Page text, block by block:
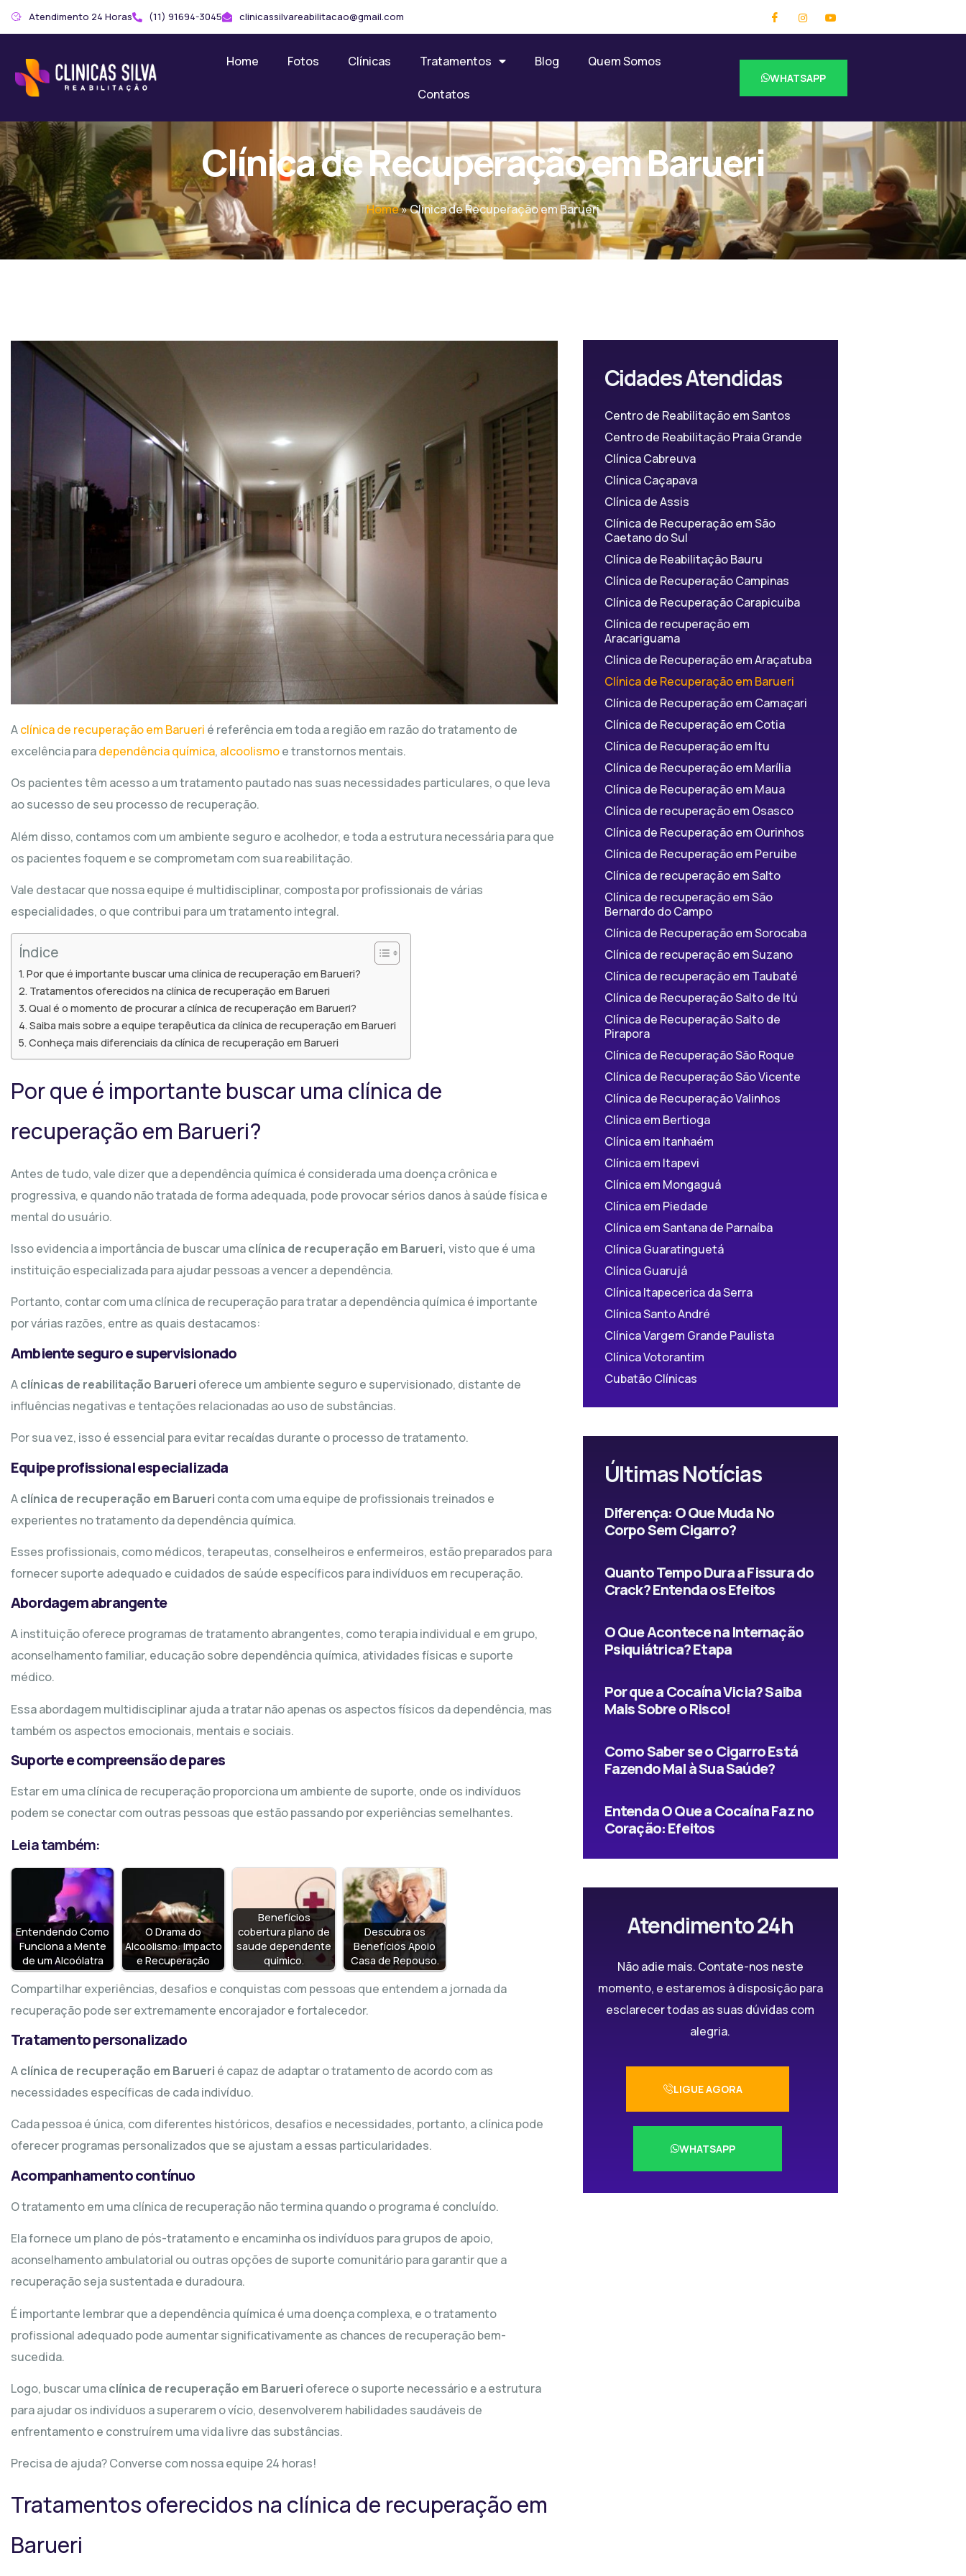
Atendimento 24 Horas (11) 91694-3045 clinicassilvareabilitacao@gmail.com
Home Fotos Clínicas Tratamentos Blog Quem Somos
Contatos
WHATSAPP
Clínica de Recuperação em Barueri
Home»Clínica de Recuperação em Barueri
Aclínica de recuperação em Barueri é referência em toda a região em razão do tratamento de
excelência paradependência química, alcoolismoe transtornos mentais.
Os pacientes têm acesso a um tratamento pautado nas suas necessidades particulares, o que leva
ao sucesso de seu processo de recuperação.
Além disso, contamos com um ambiente seguro e acolhedor, e toda a estrutura necessária para que
os pacientes foquem e se comprometam com sua reabilitação.
Vale destacar que nossa equipe é multidisciplinar, composta por profissionais de várias
especialidades, o que contribui para um tratamento integral.
Índice
Por que é importante buscar uma clínica de recuperação em Barueri?
Tratamentos oferecidos na clínica de recuperação em Barueri
Qual é o momento de procurar a clínica de recuperação em Barueri?
Saiba mais sobre a equipe terapêutica da clínica de recuperação em Barueri
Conheça mais diferenciais da clínica de recuperação em Barueri
Por que é importante buscar uma clínica de
recuperação em Barueri?
Antes de tudo, vale dizer que a dependência química é considerada uma doença crônica e
progressiva, e quando não tratada de forma adequada, pode provocar sérios danos à saúde física e
mental do usuário.
Isso evidencia a importância de buscar umaclínica de recuperação em Barueri, visto que é uma
instituição especializada para ajudar pessoas a vencer a dependência.
Portanto, contar com uma clínica de recuperação para tratar a dependência química é importante
por várias razões, entre as quais destacamos:
Ambiente seguro e supervisionado
Aclínicas de reabilitação Barueri oferece um ambiente seguro e supervisionado, distante de
influências negativas e tentações relacionadas ao uso de substâncias.
Por sua vez, isso é essencial para evitar recaídas durante o processo de tratamento.
Equipe profissional especializada
Aclínica de recuperação em Barueri conta com uma equipe de profissionais treinados e
experientes no tratamento da dependência química.
Esses profissionais, como médicos, terapeutas, conselheiros e enfermeiros, estão preparados para
fornecer suporte adequado e cuidados de saúde específicos para indivíduos em recuperação.
Abordagem abrangente
A instituição oferece programas de tratamento abrangentes, como terapia individual e em grupo,
aconselhamento familiar, educação sobre dependência química, atividades físicas e suporte
médico.
Essa abordagem multidisciplinar ajuda a tratar não apenas os aspectos físicos da dependência, mas
também os aspectos emocionais, mentais e sociais.
Suporte e compreensão de pares
Estar em uma clínica de recuperação proporciona um ambiente de suporte, onde os indivíduos
podem se conectar com outras pessoas que estão passando por experiências semelhantes.
Leia também:
Entendendo Como
Funciona a Mente
de um Alcoólatra
O Drama do
Alcoolismo: Impacto
e Recuperação
Benefícios
cobertura plano de
saude dependente
quimico.
Descubra os
Benefícios Apoio
Casa de Repouso.
Compartilhar experiências, desafios e conquistas com pessoas que entendem a jornada da
recuperação pode ser extremamente encorajador e fortalecedor.
Tratamento personalizado
Aclínica de recuperação em Barueri é capaz de adaptar o tratamento de acordo com as
necessidades específicas de cada indivíduo.
Cada pessoa é única, com diferentes históricos, desafios e necessidades, portanto, a clínica pode
oferecer programas personalizados que se ajustam a essas particularidades.
Acompanhamento contínuo
O tratamento em uma clínica de recuperação não termina quando o programa é concluído.
Ela fornece um plano de pós-tratamento e encaminha os indivíduos para grupos de apoio,
aconselhamento ambulatorial ou outras opções de suporte comunitário para garantir que a
recuperação seja sustentada e duradoura.
É importante lembrar que a dependência química é uma doença complexa, e o tratamento
profissional adequado pode aumentar significativamente as chances de recuperação bem-
sucedida.
Logo, buscar umaclínica de recuperação em Barueri oferece o suporte necessário e a estrutura
para ajudar os indivíduos a superarem o vício, desenvolverem habilidades saudáveis ​​de
enfrentamento e construírem uma vida livre das substâncias.
Precisa de ajuda? Converse com nossa equipe 24 horas!
Tratamentos oferecidos na clínica de recuperação em
Barueri
Cidades Atendidas
Centro de Reabilitação em Santos
Centro de Reabilitação Praia Grande
Clínica Cabreuva
Clínica Caçapava
Clínica de Assis
Clínica de Recuperação em São
Caetano do Sul
Clínica de Reabilitação Bauru
Clínica de Recuperação Campinas
Clínica de Recuperação Carapicuiba
Clínica de recuperação em
Aracariguama
Clínica de Recuperação em Araçatuba
Clínica de Recuperação em Barueri
Clínica de Recuperação em Camaçari
Clínica de Recuperação em Cotia
Clínica de Recuperação em Itu
Clínica de Recuperação em Marília
Clínica de Recuperação em Maua
Clínica de recuperação em Osasco
Clínica de Recuperação em Ourinhos
Clínica de Recuperação em Peruibe
Clínica de recuperação em Salto
Clínica de recuperação em São
Bernardo do Campo
Clínica de Recuperação em Sorocaba
Clínica de recuperação em Suzano
Clínica de recuperação em Taubaté
Clínica de Recuperação Salto de Itú
Clínica de Recuperação Salto de
Pirapora
Clínica de Recuperação São Roque
Clínica de Recuperação São Vicente
Clínica de Recuperação Valinhos
Clínica em Bertioga
Clínica em Itanhaém
Clínica em Itapevi
Clínica em Mongaguá
Clínica em Piedade
Clínica em Santana de Parnaíba
Clínica Guaratinguetá
Clínica Guarujá
Clínica Itapecerica da Serra
Clínica Santo André
Clínica Vargem Grande Paulista
Clínica Votorantim
Cubatão Clínicas
Últimas Notícias
Diferença: O Que Muda No
Corpo Sem Cigarro?
Quanto Tempo Dura a Fissura do
Crack? Entenda os Efeitos
O Que Acontece na Internação
Psiquiátrica? Etapa
Por que a Cocaína Vicia? Saiba
Mais Sobre o Risco!
Como Saber se o Cigarro Está
Fazendo Mal à Sua Saúde?
Entenda O Que a Cocaína Faz no
Coração: Efeitos
Atendimento 24h
Não adie mais. Contate-nos neste
momento, e estaremos à disposição para
esclarecer todas as suas dúvidas com
alegria.
LIGUE AGORA
WHATSAPP